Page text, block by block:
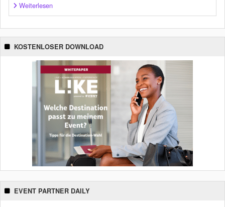
Weiterlesen
KOSTENLOSER DOWNLOAD
EVENT PARTNER DAILY